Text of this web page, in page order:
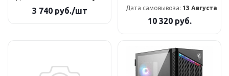
3 740руб./шт Дата самовывоза: 13 Августа
10 320руб.